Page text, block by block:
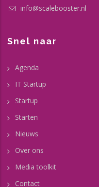
info@scalebooster.nl
Snel naar
Agenda
IT Startup
Startup
Starten
Nieuws
Over ons
Media toolkit
Contact